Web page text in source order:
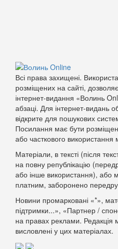
Всі права захищені.
розміщених на сайті,
інтернет-видання «Волинь
абзаці. Для інтернет-видань
відкрите для пошукових
Посилання має бути
або часткового використання
Матеріали, в тексті (після
на повну републікацію
або інше використання), або
платним, заборонено
Новини промарковані «*»,
підтримки...», «Партнер /
на правах реклами. Редакція
висловлені у цих матеріалах.